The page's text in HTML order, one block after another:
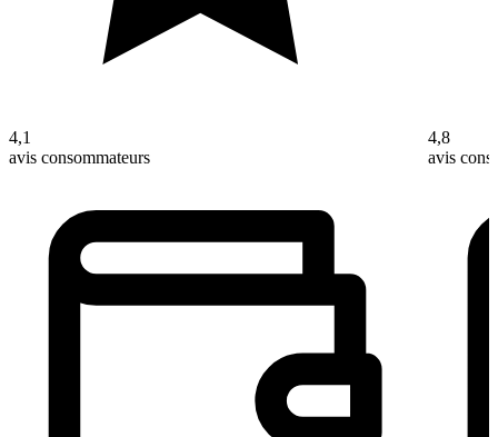
4,1
avis consommateurs
4,8
avis